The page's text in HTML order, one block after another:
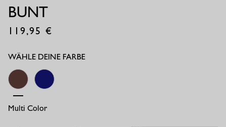
BUNT
119,95
WÄHLE DEINE FARBE
Multi Color
Electric Blue